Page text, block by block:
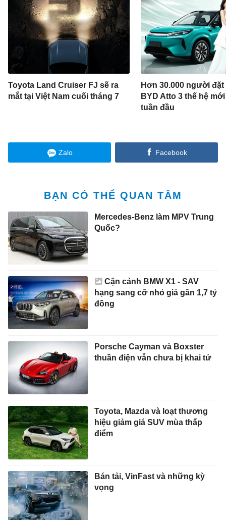
Toyota Land Cruiser FJ sẽ ra
mắt tại Việt Nam cuối tháng 7
Hơn 30.000 người đặt
BYD Atto 3 thế hệ
tuần đầu
Zalo Facebook
BẠN CÓ THỂ QUAN TÂM
Mercedes-Benz làm MPV Trung
Quốc?
Cận cảnh BMW X1 - SAV
hạng sang cỡ nhỏ giá gần 1,7 tỷ
đồng
Porsche Cayman và Boxster
thuần điện vẫn chưa bị khai tử
Toyota, Mazda và loạt thương
hiệu giảm giá SUV mùa thấp
điểm
Bán tải, VinFast và những kỳ
vọng